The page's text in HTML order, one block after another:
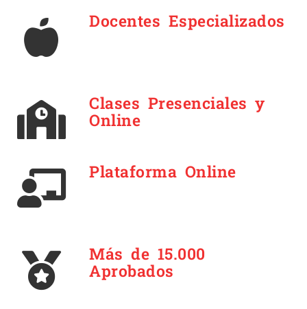
Docentes Especializados
Clases Presenciales y
Online
Plataforma Online
Más de 15.000
Aprobados